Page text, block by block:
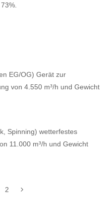
EG/OG) Gerät zur
von 4.550 m³/h und Gewicht
Spinning) wetterfestes
11.000 m³/h und Gewicht
2